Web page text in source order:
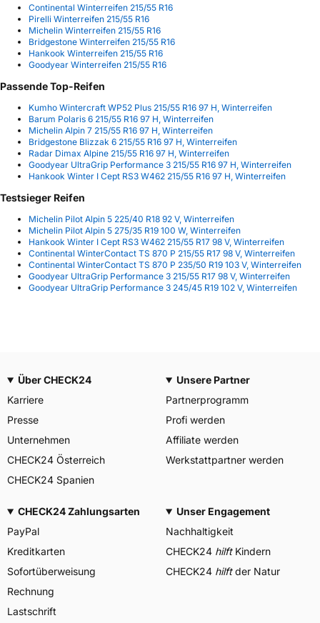
Continental Winterreifen 215/55 R16
Pirelli Winterreifen 215/55 R16
Michelin Winterreifen 215/55 R16
Bridgestone Winterreifen 215/55 R16
Hankook Winterreifen 215/55 R16
Goodyear Winterreifen 215/55 R16
Passende Top-Reifen
Kumho Wintercraft WP52 Plus 215/55 R16 97 H, Winterreifen
Barum Polaris 6 215/55 R16 97 H, Winterreifen
Michelin Alpin 7 215/55 R16 97 H, Winterreifen
Bridgestone Blizzak 6 215/55 R16 97 H, Winterreifen
Radar Dimax Alpine 215/55 R16 97 H, Winterreifen
Goodyear UltraGrip Performance 3 215/55 R16 97 H, Winterreifen
Hankook Winter I Cept RS3 W462 215/55 R16 97 H, Winterreifen
Testsieger Reifen
Michelin Pilot Alpin 5 225/40 R18 92 V, Winterreifen
Michelin Pilot Alpin 5 275/35 R19 100 W, Winterreifen
Hankook Winter I Cept RS3 W462 215/55 R17 98 V, Winterreifen
Continental WinterContact TS 870 P 215/55 R17 98 V, Winterreifen
Continental WinterContact TS 870 P 235/50 R19 103 V, Winterreifen
Goodyear UltraGrip Performance 3 215/55 R17 98 V, Winterreifen
Goodyear UltraGrip Performance 3 245/45 R19 102 V, Winterreifen
Über CHECK24
Karriere
Presse
Unternehmen
CHECK24 Österreich
CHECK24 Spanien
Unsere Partner
Partnerprogramm
Profi werden
Affiliate werden
Werkstattpartner werden
CHECK24 Zahlungsarten
PayPal
Kreditkarten
Sofortüberweisung
Rechnung
Lastschrift
Unser Engagement
Nachhaltigkeit
CHECK24 hilftKindern
CHECK24 hilftder Natur